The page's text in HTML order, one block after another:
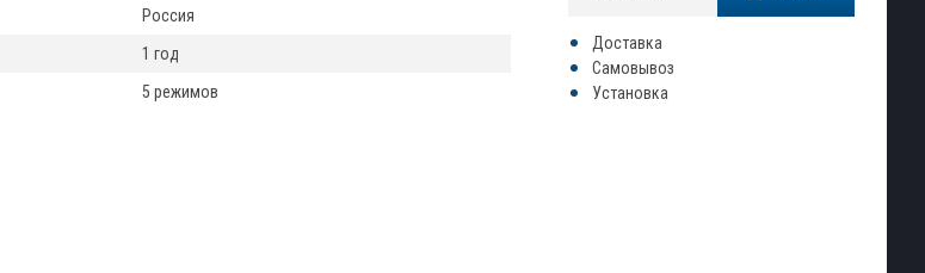
Доставка
Самовывоз
Установка
Россия
1 год
5 режимов